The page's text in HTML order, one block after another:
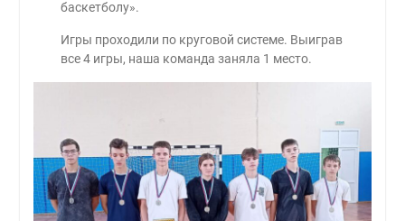
баскетболу».
Игры проходили по круговой системе. Выиграв
все 4 игры, наша команда заняла 1 место.